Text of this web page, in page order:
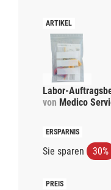
Labor-
von Medico
Sie sparen 30%